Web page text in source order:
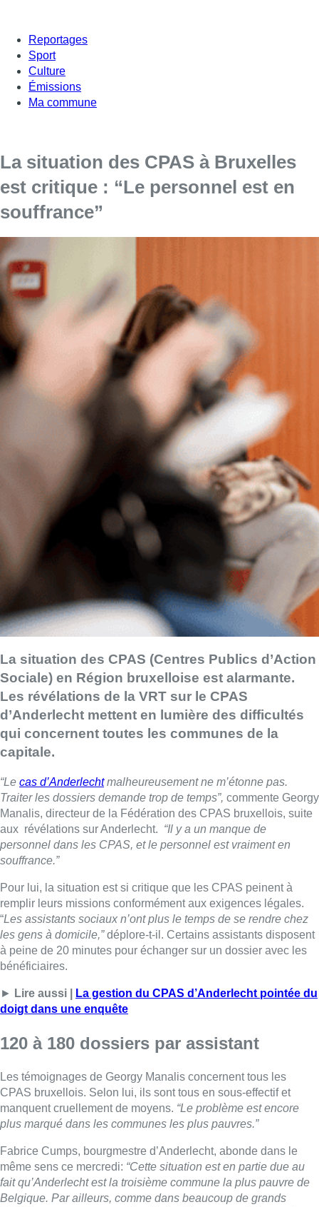
Reportages
Sport
Culture
Émissions
Ma commune
La situation des CPAS à Bruxelles
est critique : “Le personnel est en
souffrance”
La situation des CPAS (Centres Publics d’Action
Sociale) en Région bruxelloise est alarmante.
Les révélations de la VRT sur le CPAS
d’Anderlecht mettent en lumière des difficultés
qui concernent toutes les communes de la
capitale.
“Le cas d’Anderlechtmalheureusement ne m’étonne pas.
Traiter les dossiers demande trop de temps”, commente Georgy
Manalis, directeur de la Fédération des CPAS bruxellois, suite
aux révélations sur Anderlecht. “Il y a un manque de
personnel dans les CPAS, et le personnel est vraiment en
souffrance.”
Pour lui, la situation est si critique que les CPAS peinent à
remplir leurs missions conformément aux exigences légales.
“Les assistants sociaux n’ont plus le temps de se rendre chez
les gens à domicile,”déplore-t-il. Certains assistants disposent
à peine de 20 minutes pour échanger sur un dossier avec les
bénéficiaires.
► Lire aussi |
La gestion du CPAS d’Anderlecht pointée du
doigt dans une enquête
120 à 180 dossiers par assistant
Les témoignages de Georgy Manalis concernent tous les
CPAS bruxellois. Selon lui, ils sont tous en sous-effectif et
manquent cruellement de moyens. “Le problème est encore
plus marqué dans les communes les plus pauvres.”
Fabrice Cumps, bourgmestre d’Anderlecht, abonde dans le
même sens ce mercredi: “Cette situation est en partie due au
fait qu’Anderlecht est la troisième commune la plus pauvre de
Belgique. Par ailleurs, comme dans beaucoup de grands